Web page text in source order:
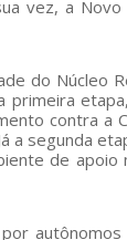
vez, a
do Núcleo
contra a
a segunda
de